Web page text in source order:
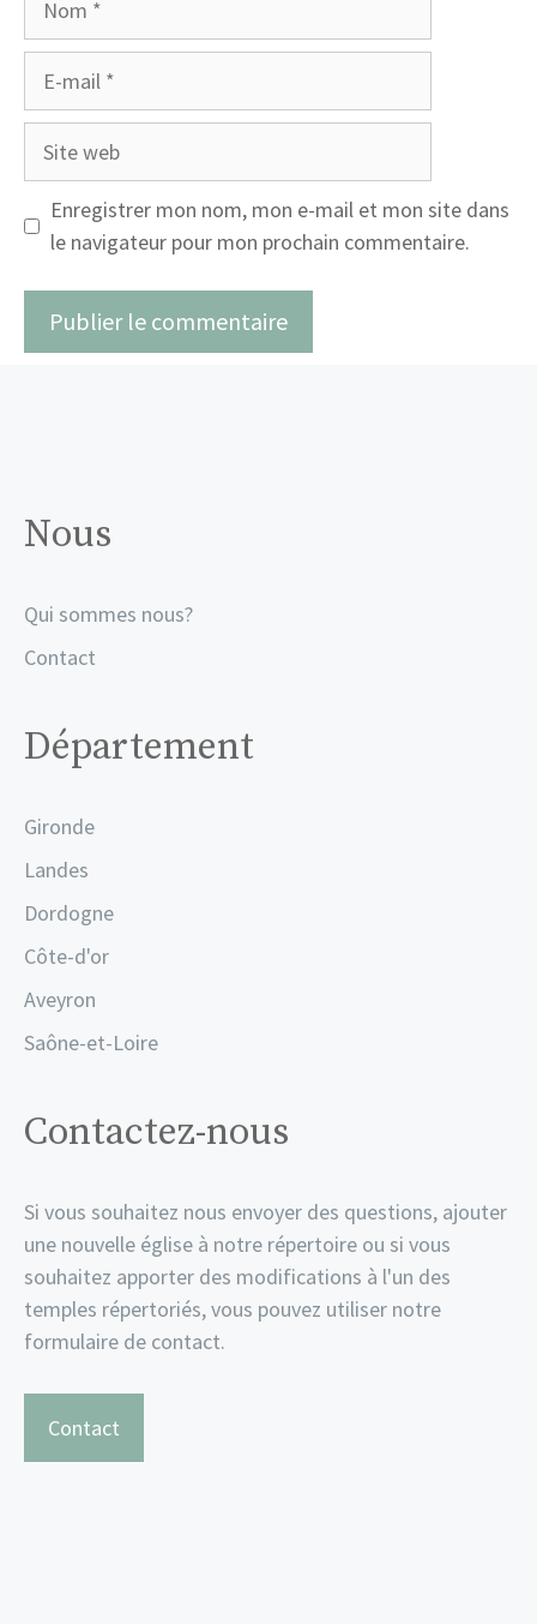
Site
Enregistrer mon nom, mon e-mail et mon site dans
le navigateur pour mon prochain commentaire.
Nous
Qui sommes nous?
Contact
Département
Gironde
Landes
Dordogne
Côte-d'or
Aveyron
Saône-et-Loire
Contactez-nous
Si vous souhaitez nous envoyer des questions, ajouter
une nouvelle église à notre répertoire ou si vous
souhaitez apporter des modifications à l'un des
temples répertoriés, vous pouvez utiliser notre
formulaire de contact.
Contact